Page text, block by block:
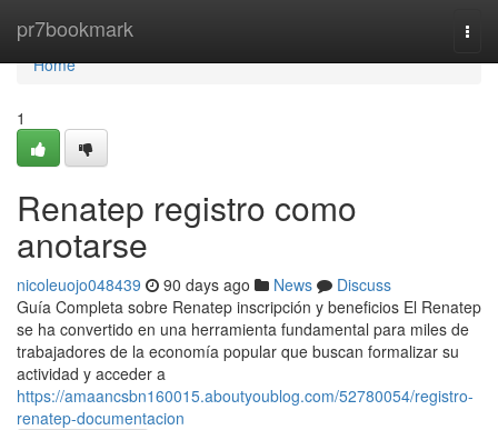
pr7bookmark
Home
Home
1
Renatep registro como
anotarse
nicoleuojo048439 90 days ago News
Discuss
Guía Completa sobre Renatep inscripción y beneficios El Renatep
se ha convertido en una herramienta fundamental para miles de
trabajadores de la economía popular que buscan formalizar su
actividad y acceder a
https://amaancsbn160015.aboutyoublog.com/52780054/registro-
renatep-documentacion